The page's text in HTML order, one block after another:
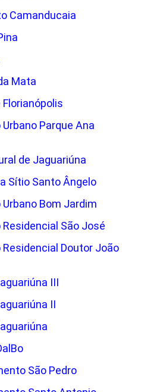
Camanducaia
Mata
Parque Ana
de Jaguariúna
Sítio Santo Ângelo
Bom Jardim
São José
Doutor João
III
II
São Pedro